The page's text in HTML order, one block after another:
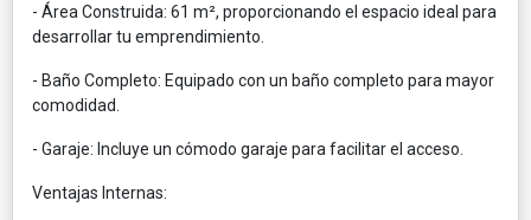
- Área Construida: 61 m², proporcionando el espacio ideal para
desarrollar tu emprendimiento.
- Baño Completo: Equipado con un baño completo para mayor
comodidad.
- Garaje: Incluye un cómodo garaje para facilitar el acceso.
Ventajas Internas: